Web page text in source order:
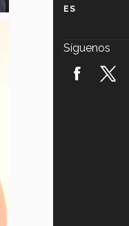
ES
Síguenos